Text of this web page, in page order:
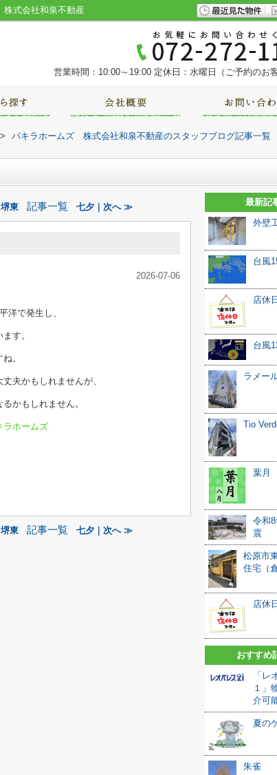
式会社和泉不動産
営業時間：10:00～19:00 定休日：水曜日（ご予約のお
> パキラホームズ 株式会社和泉不動産のスタッフブログ記事一覧
東 記事一覧 七夕｜次へ ≫
2026-07-06
洋で発生し、
す。
。
夫かもしれませんが、
かもしれません。
ラホームズ
東 記事一覧 七夕｜次へ ≫
最新記
外壁
台風
店休日
台風
ラメー
Tio
葉月
令和
震
松原市
住宅（
店休日
おすすめ
「レ
１」
介可
夏の
朱雀